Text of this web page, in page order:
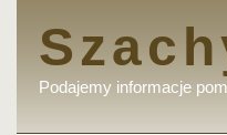
Podajemy informacje